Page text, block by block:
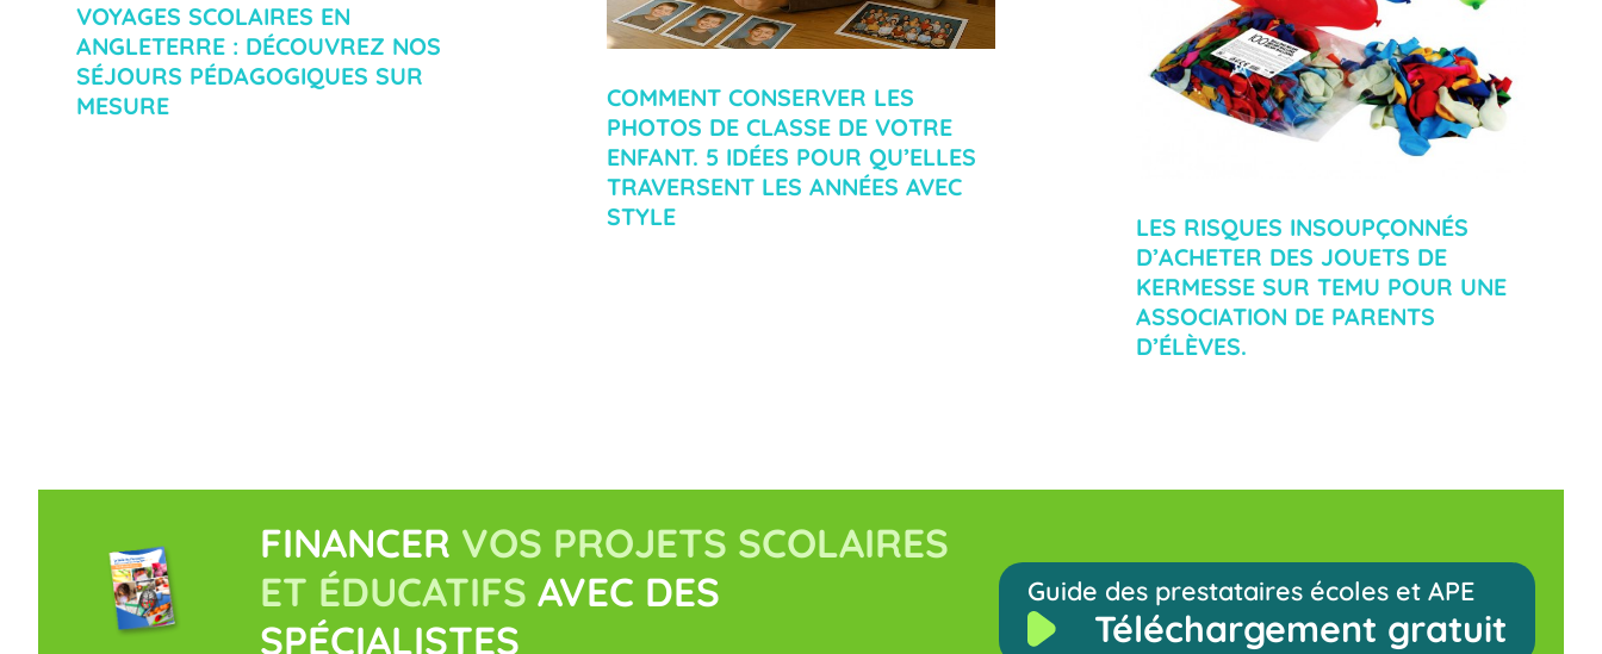
VOYAGES SCOLAIRES EN
ANGLETERRE : DÉCOUVREZ NOS
SÉJOURS PÉDAGOGIQUES SUR
MESURE
COMMENT CONSERVER LES
PHOTOS DE CLASSE DE VOTRE
ENFANT. 5 IDÉES POUR QU’ELLES
TRAVERSENT LES ANNÉES AVEC
STYLE
LES RISQUES INSOUPÇONNÉS
D’ACHETER DES JOUETS DE
KERMESSE SUR TEMU POUR UNE
ASSOCIATION DE PARENTS
D’ÉLÈVES.
FINANCER VOS PROJETS SCOLAIRES
ET ÉDUCATIFS AVEC DES
SPÉCIALISTES
Guide des prestataires écoles et APE
Téléchargement gratuit